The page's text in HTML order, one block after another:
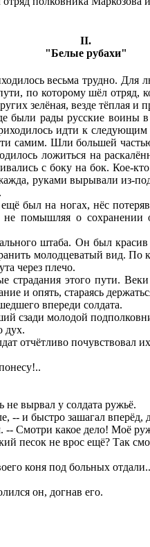
II.
"Белые рубахи"
весьма трудно. Для
по которому шёл отряд,
зелёная, везде тёплая
были рады русские воины
идти к
самим. Шли большей
ложиться на
с боку на бок. Кое-
руками вырывали из-
был на ногах, нёс
помышляя о сохранении
штаба. Он был
молодцеватый вид.
через плечо.
этого пути.
и опять, стараясь
впереди солдата.
сзади молодой
дух.
отчётливо почувствовал
вырвал у солдата ружьё.
и быстро зашагал вперёд,
Смотри какое дело! Моё
песок не врос ещё? Так
коня под больных
он, догнав его.